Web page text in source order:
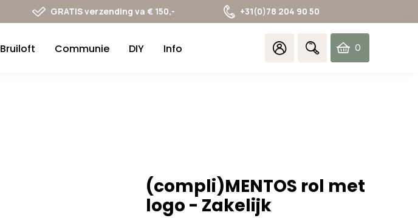
(compli)MENTOS rol met
logo - Zakelijk
GRATIS verzending va € 150,- +31(0)78 204 90 50
Bruiloft Communie DIY Info 0